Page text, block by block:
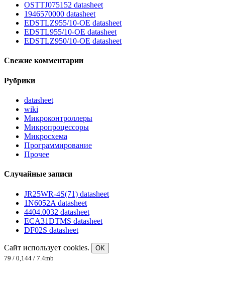
OSTTJ075152 datasheet
1946570000 datasheet
EDSTLZ955/10-OE datasheet
EDSTL955/10-OE datasheet
EDSTLZ950/10-OE datasheet
Свежие комментарии
Рубрики
datasheet
wiki
Микроконтроллеры
Микропроцессоры
Микросхема
Программирование
Прочее
Случайные записи
JR25WR-4S(71) datasheet
1N6052A datasheet
4404.0032 datasheet
ECA31DTMS datasheet
DF02S datasheet
Сайт использует cookies.
OK
79 / 0,144 / 7.4mb